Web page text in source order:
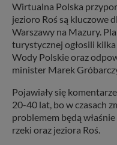
Wirtualna Polska
jezioro Roś są kluczowe
Warszawy na Mazury.
turystycznej ogłosili
Wody Polskie oraz
minister Marek
Pojawiały się
20-40 lat, bo w czasach
problemem będą
rzeki oraz jeziora Roś.